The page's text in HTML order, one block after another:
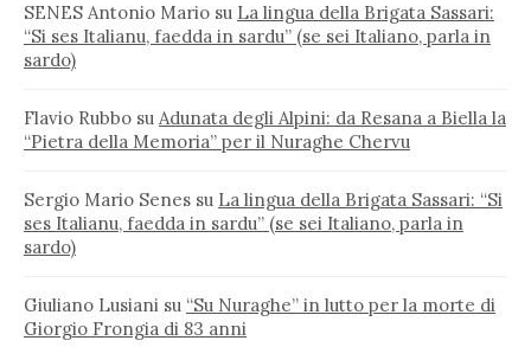
SENES Antonio Mario su La lingua della Brigata Sassari:
“Si ses Italianu, faedda in sardu” (se sei Italiano, parla in
sardo)
Flavio Rubbo su Adunata degli Alpini: da Resana a Biella la
“Pietra della Memoria” per il Nuraghe Chervu
Sergio Mario Senes su La lingua della Brigata Sassari: “Si
ses Italianu, faedda in sardu” (se sei Italiano, parla in
sardo)
Giuliano Lusiani su “Su Nuraghe” in lutto per la morte di
Giorgio Frongia di 83 anni